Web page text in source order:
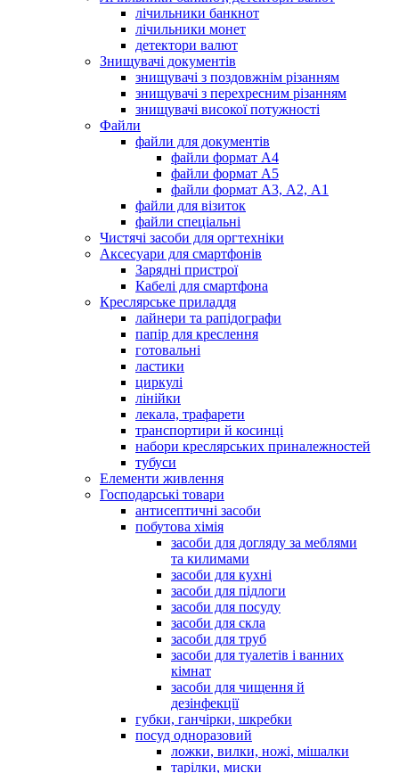
лічильники банкнот
лічильники монет
детектори валют
Знищувачі документів
знищувачі з поздовжнім різанням
знищувачі з перехресним різанням
знищувачі високої потужності
Файли
файли для документів
файли формат А4
файли формат А5
файли формат А3, А2, А1
файли для візиток
файли спеціальні
Чистячі засоби для оргтехніки
Аксесуари для смартфонів
Зарядні пристрої
Кабелі для смартфона
Креслярське приладдя
лайнери та рапідографи
папір для креслення
готовальні
ластики
циркулі
лінійки
лекала, трафарети
транспортири й косинці
набори креслярських приналежностей
тубуси
Елементи живлення
Господарські товари
антисептичні засоби
побутова хімія
засоби для догляду за меблями
та килимами
засоби для кухні
засоби для підлоги
засоби для посуду
засоби для скла
засоби для труб
засоби для туалетів і ванних
кімнат
засоби для чищення й
дезінфекції
губки, ганчірки, шкребки
посуд одноразовий
ложки, вилки, ножі, мішалки
тарілки, миски